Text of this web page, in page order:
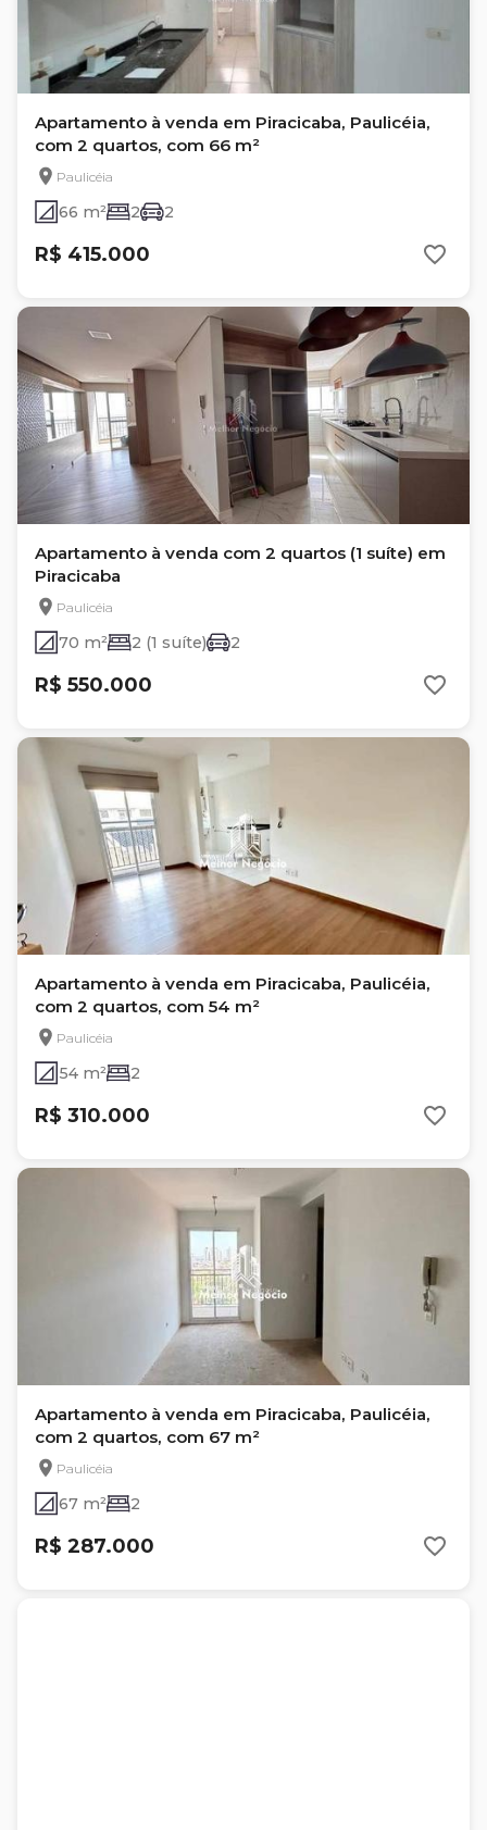
Apartamento à venda em Piracicaba, Paulicéia,
com 2 quartos, com 66 m²
Paulicéia
66 m² 2 2
R$ 415.000
Apartamento à venda com 2 quartos (1 suíte) em
Piracicaba
Paulicéia
70 m² 2 (1 suíte) 2
R$ 550.000
Apartamento à venda em Piracicaba, Paulicéia,
com 2 quartos, com 54 m²
Paulicéia
54 m² 2
R$ 310.000
Apartamento à venda em Piracicaba, Paulicéia,
com 2 quartos, com 67 m²
Paulicéia
67 m² 2
R$ 287.000